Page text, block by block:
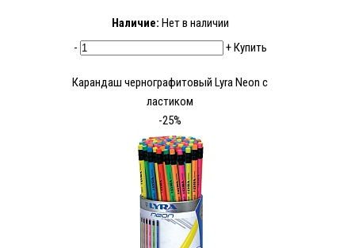
Наличие: Нет в наличии
-
+Купить
Карандаш чернографитовый Lyra Neon с
ластиком
-25%